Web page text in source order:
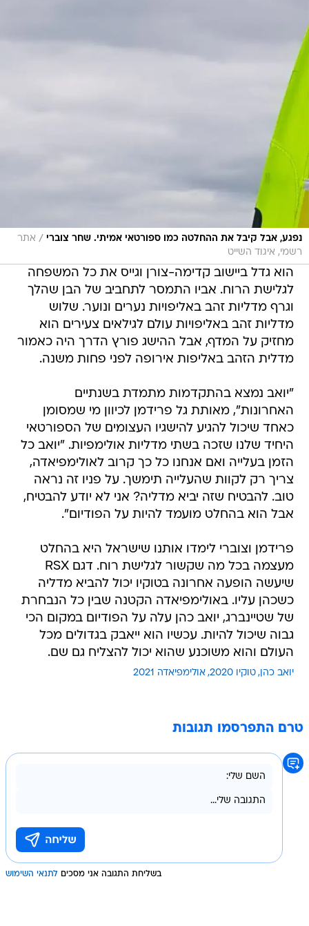
נפגע, אבל קיבל את ההחלטה כמו ספורטאי אמיתי. שחר צוברי / אתר
רשמי, איגוד השייט
הוא גדל ביישוב קדימה-צורן וגייס את כל המשפחה
לגלישת הרוח. אביו התמסר לתחביב של הבן שהלך
וגרף מדליות זהב באליפויות נערים ונוער. שלוש
מדליות זהב באליפויות עולם לגילאים צעירים הוא
מחזיק על המדף, אבל ההישג פורץ הדרך היה כאמור
מדלית הזהב באליפות אירופה לפני פחות משנה.
"יואב נמצא בהתקדמות מתמדת בשנתיים
האחרונות", מאותת גל פרידמן לכיוון מי שמסומן
כאחד שיכול להגיע להישגיו העצומים של הספורטאי
היחיד שלנו שזכה בשתי מדליות אולימפיות. "יואב כל
הזמן בעלייה ואם אנחנו כל כך קרוב לאולימפיאדה,
צריך רק לקוות שהעלייה תימשך. על פניו זה נראה
טוב. להבטיח שזה יביא מדליה? אני לא יודע להבטיח,
אבל הוא בהחלט מועמד להיות על הפודיום".
פרידמן וצוברי לימדו אותנו שישראל היא בהחלט
מעצמה בכל מה שקשור לגלישת רוח. דגם RSX
שיעשה הופעה אחרונה בטוקיו יכול להביא מדליה
כשכהן עליו. באולימפיאדה הקטנה שבין כל הנבחרת
של שטיינברג, יואב כהן עלה על הפודיום במקום הכי
גבוה שיכול להיות. עכשיו הוא ייאבק בגדולים מכל
העולם והוא משוכנע שהוא יכול להצליח גם שם.
יואב כהן טוקיו 2020 אולימפיאדה 2021
טרם התפרסמו תגובות
בשליחת התגובה אני מסכים לתנאי השימוש